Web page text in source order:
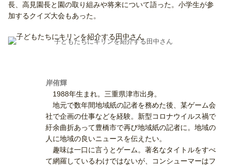
長、高見園長と園の取り組みや将来について語った。小学生が参
加するクイズ大会もあった。
子どもたちにキリンを紹介する田中さん
岸侑輝
1988年生まれ。三重県津市出身。
地元で数年間地域紙の記者を務めた後、某ゲーム会
社で企画の仕事などを経験。新型コロナウイルス禍で
紆余曲折あって豊橋市で再び地域紙の記者に。地域の
人に地域の良いニュースを伝えたい。
趣味は一口に言うとゲーム。著名なタイトルをすべ
て網羅しているわけではないが、コンシューマーはフ